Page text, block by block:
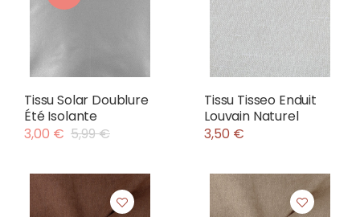
Tissu Solar Doublure
Été Isolante
3,00 € 5,99 €
Tissu Tisseo Enduit
Louvain Naturel
3,50 €